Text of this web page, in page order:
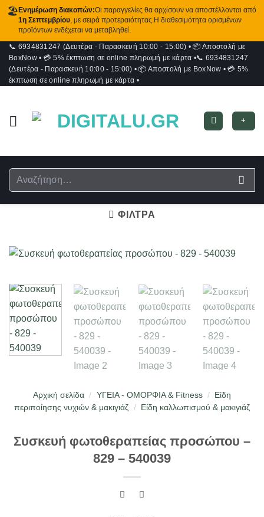
🏖️ Ενημέρωση διακοπών:Οι παραγγελίες θα αρχίσουν να αποστέλλονται από
1η Σεπτεμβρίου, με σειρά προτεραιότητας.Η διαθεσιμότητα ορισμένων
προϊόντων ενδέχεται να μεταβληθεί.
Μετάβαση
στο
περιεχόμενο
📞 6934831247 (Δευτέρα - Παρασκευή 10:00 - 15:00) • 📦 Αποστολή με
BoxNow • 💳 5% έκπτωση σε online πληρωμή με κάρτα •📞 6934831247
(Δευτέρα - Παρασκευή 10:00 - 15:00) • 📦 Αποστολή με BoxNow • 💳 5%
έκπτωση σε online πληρωμή με κάρτα •
+
Αναζήτηση
για:
ΦΙΛΤΡΑ
Αρχική σελίδα / ΥΓΕΙΑ - ΟΜΟΡΦΙΑ & Fitness /
Είδη
περιποίησης νυχιών & μακιγιάζ / Είδη καλλωπισμού & μακιγιάζ
Συσκευή φωτοθεραπείας προσώπου –
829 – 540039